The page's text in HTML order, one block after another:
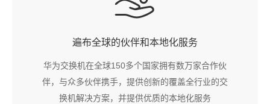
遍布全球的伙伴和本地化服务
华为交换机在全球150多个国家拥有数万家合作伙
伴，与众多伙伴携手，提供创新的覆盖全行业的交
换机解决方案，并提供优质的本地化服务